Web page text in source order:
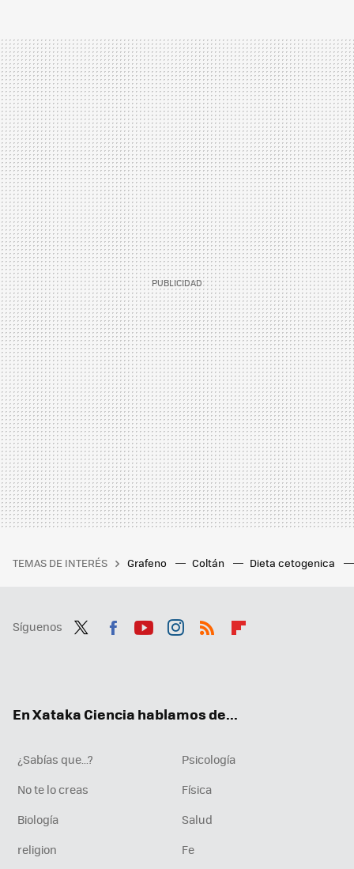
TEMAS DE INTERÉS Grafeno Coltán Dieta cetogenica
Síguenos
En Xataka Ciencia hablamos de...
¿Sabías que...?
Psicología
No te lo creas
Física
Biología
Salud
religion
Fe